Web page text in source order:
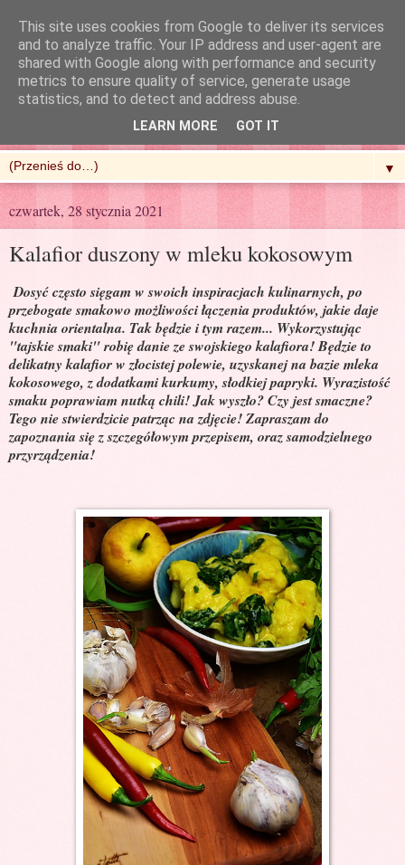
R'n'G Kitchen
▼
czwartek, 28 stycznia 2021
Kalafior duszony w mleku kokosowym
Dosyć często sięgam w swoich inspiracjach kulinarnych, po
przebogate smakowo możliwości łączenia produktów, jakie daje
kuchnia orientalna. Tak będzie i tym razem... Wykorzystując
"tajskie smaki" robię danie ze swojskiego kalafiora! Będzie to
delikatny kalafior w złocistej polewie, uzyskanej na bazie mleka
kokosowego, z dodatkami kurkumy, słodkiej papryki. Wyrazistość
smaku poprawiam nutką chili! Jak wyszło? Czy jest smaczne?
Tego nie stwierdzicie patrząc na zdjęcie! Zapraszam do
zapoznania się z szczegółowym przepisem, oraz samodzielnego
przyrządzenia!
This site uses cookies from Google to deliver its services
and to analyze traffic. Your IP address and user-agent are
shared with Google along with performance and security
metrics to ensure quality of service, generate usage
statistics, and to detect and address abuse.
LEARN MORE GOT IT